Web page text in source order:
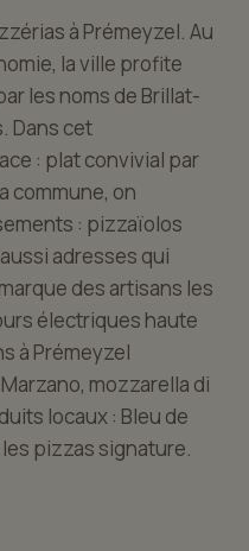
à Prémeyzel. Au
la ville profite
les noms de Brillat-
Dans cet
: plat convivial par
commune, on
: pizzaïolos
adresses qui
des artisans les
électriques haute
à Prémeyzel
mozzarella di
locaux : Bleu de
pizzas signature.